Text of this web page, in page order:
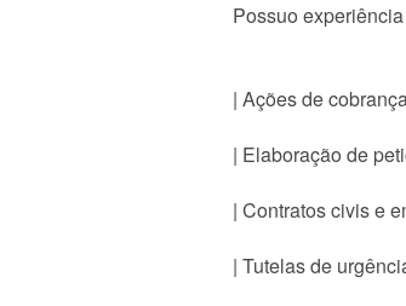
Possuo
| Ações de
| Elaboração de
| Contratos civis e
| Tutelas de